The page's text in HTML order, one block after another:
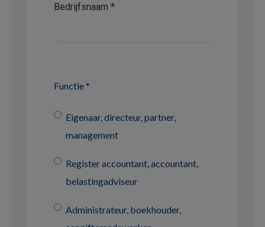
Bedrijfsnaam *
Functie *
Eigenaar, directeur, partner,
management
Register accountant, accountant,
belastingadviseur
Administrateur, boekhouder,